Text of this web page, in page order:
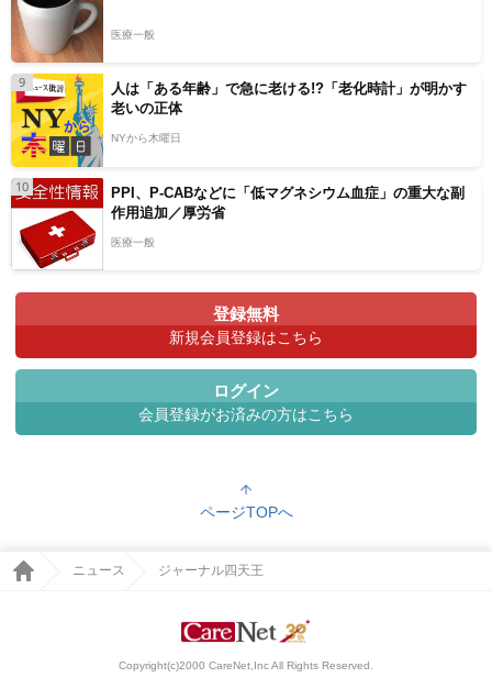
医療一般
9
人は「ある年齢」で急に老ける!?「老化時計」が明かす
老いの正体
NYから木曜日
10
PPI、P-CABなどに「低マグネシウム血症」の重大な副
作用追加／厚労省
医療一般
登録無料
新規会員登録はこちら
ログイン
会員登録がお済みの方はこちら
ページTOPへ
ニュース ジャーナル四天王
Copyright(c)2000 CareNet,Inc All Rights Reserved.